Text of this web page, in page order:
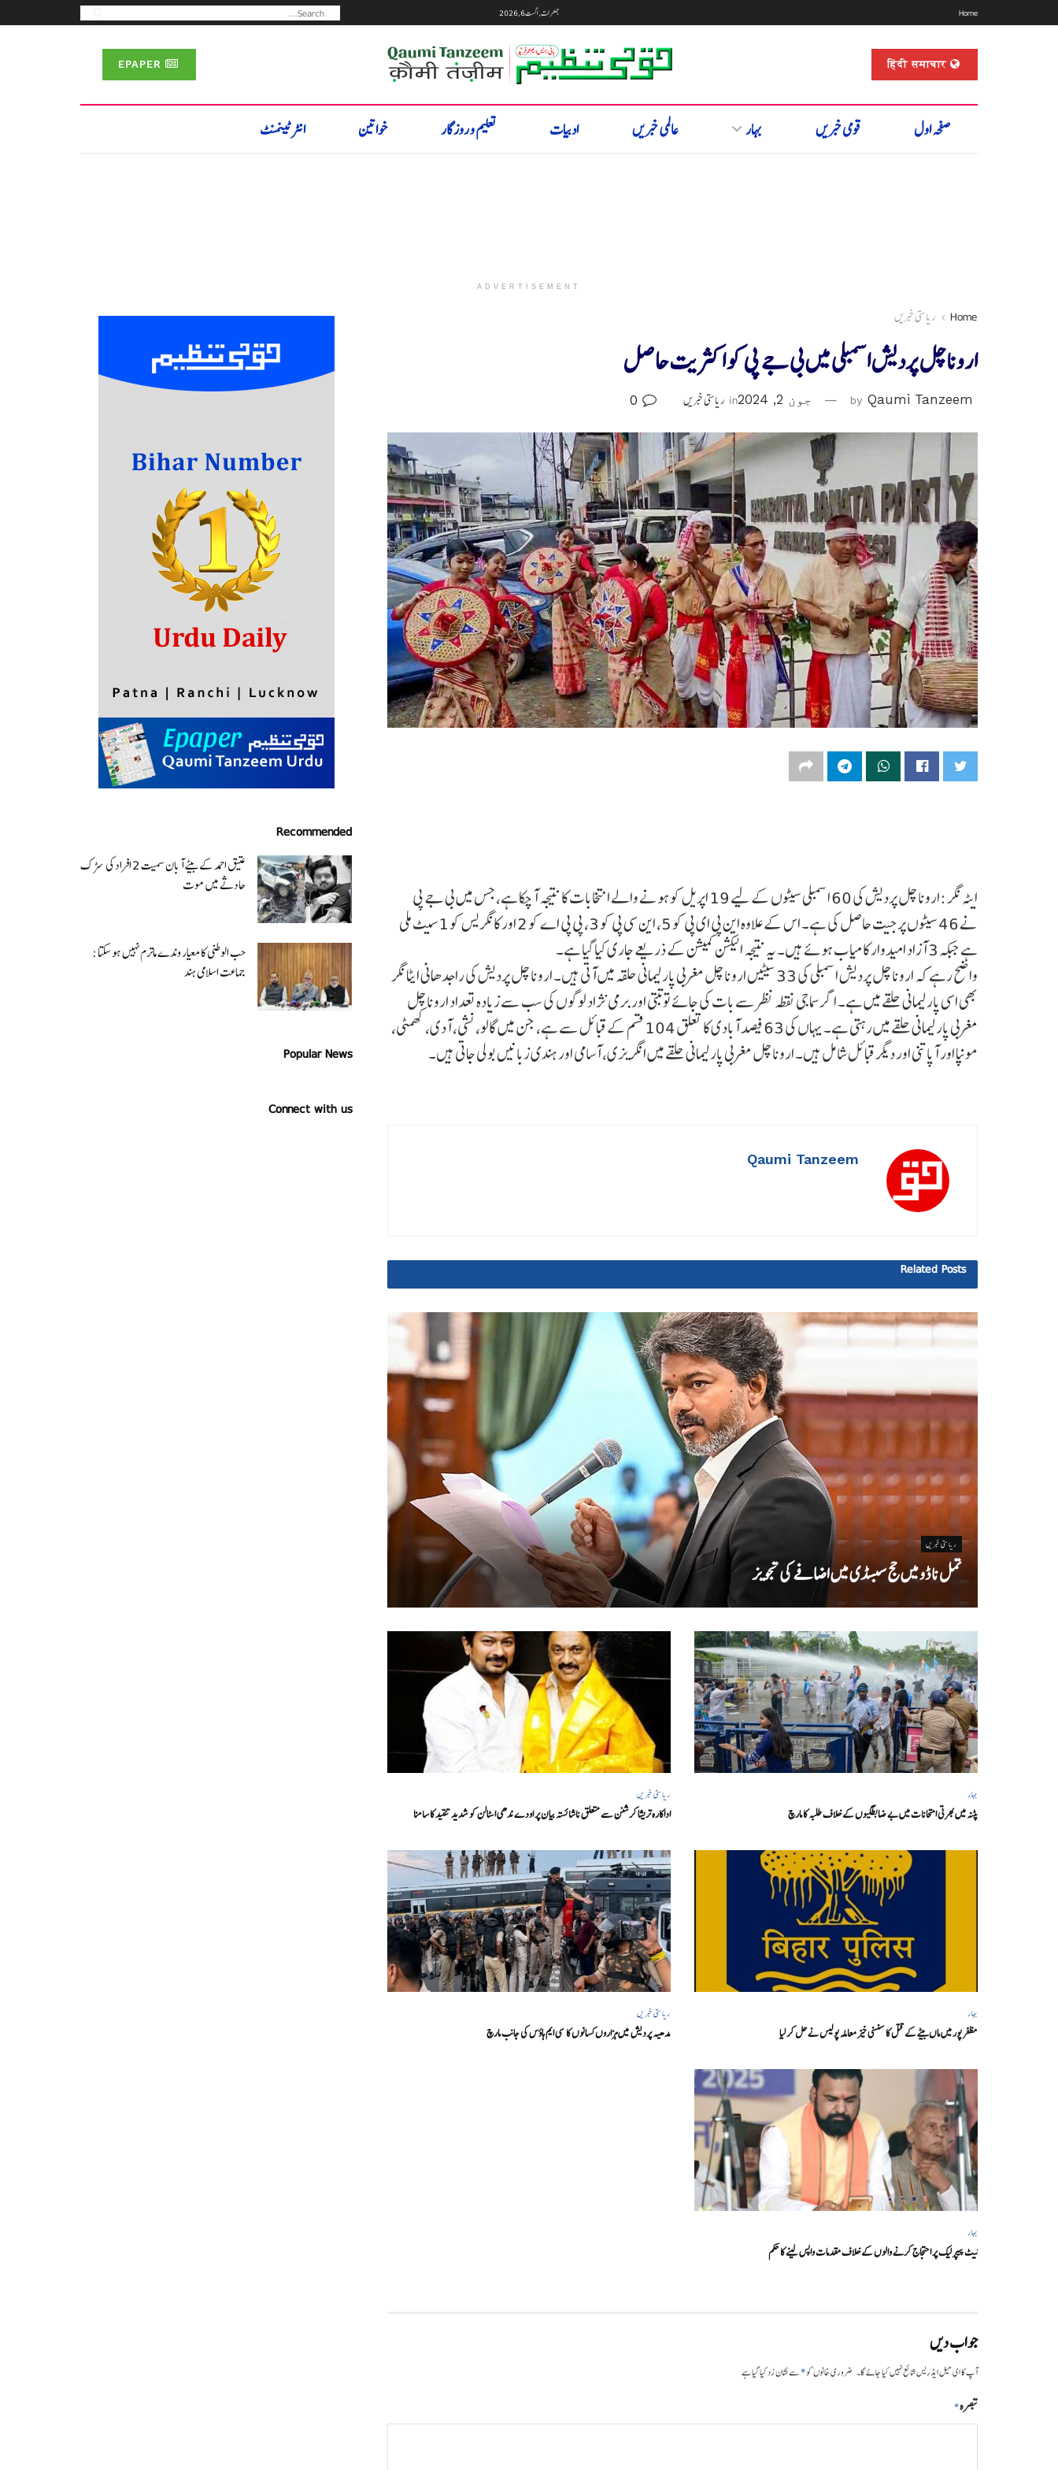
Home جمعرات, اگست 6, 2026
हिंदी समाचार
صفحہ اول قومی خبریں بہار عالمی خبریں ادبیات تعلیم و روزگار خواتین انٹرٹینمنٹ
ADVERTISEMENT
Home ریاستی خبریں
اروناچل پردیش اسمبلی میں بی جے پی کو اکثریت حاصل
by Qaumi Tanzeem جون 2, 2024 in ریاستی خبریں
ایٹہ نگر :اروناچل پردیش کی 60 اسمبلی سیٹوں کے لیے 19 اپریل کو ہونے والے انتخابات کا نتیجہ آ چکا ہے، جس میں بی جے پی
نے 46 سیٹوں پر جیت حاصل کی ہے۔ اس کے علاوہ این پی ای پی کو 5، این سی پی کو 3، پی پی اے کو 2 اور کانگریس کو 1 سیٹ ملی
ہے جبکہ 3 آزاد امیدوار کامیاب ہوئے ہیں۔ یہ نتیجہ الیکشن کمیشن کے ذریعے جاری کیا گیا ہے۔
واضح رہے کہ اروناچل پردیش اسمبلی کی 33 سیٹیں اروناچل مغربی پارلیمانی حلقہ میں آتی ہیں۔ اروناچل پردیش کی راجدھانی ایٹا نگر
بھی اسی پارلیمانی حلقے میں ہے۔ اگر سماجی نقطہ نظر سے بات کی جائے تو تبتی اور برمی نژاد لوگوں کی سب سے زیادہ تعداد اروناچل
مغربی پارلیمانی حلقے میں رہتی ہے۔ یہاں کی 63 فیصد آبادی کا تعلق 104 قسم کے قبائل سے ہے، جن میں گالو، نشی، آدی، کھمٹی،
مونپا اور آپاتنی اور دیگر قبائل شامل ہیں۔ اروناچل مغربی پارلیمانی حلقے میں انگریزی، آسامی اور ہندی زبانیں بولی جاتی ہیں۔
Qaumi Tanzeem
Related Posts
ریاستی خبریں
تمل ناڈو میں حج سبسڈی میں اضافے کی تجویز
بہار
پٹنہ میں بھرتی امتحانات میں بے ضابطگیوں کے خلاف طلبہ کا مارچ
ریاستی خبریں
اداکارہ تریشا کرشنن سے متعلق ناشائستہ بیان پر اودے ندھی اسٹالن کو شدید تنقید کا سامنا
بہار
مظفر پور میں ماں بیٹے کے قتل کا سنسنی خیز معاملہ پولیس نے حل کر لیا
ریاستی خبریں
مدھیہ پردیش میں ہزاروں کسانوں کا سی ایم ہاؤس کی جانب مارچ
بہار
نیٹ پیپر لیک پر احتجاج کرنے والوں کے خلاف مقدمات واپس لینے کا حکم
جواب دیں
آپ کا ای میل ایڈریس شائع نہیں کیا جائے گا۔ ضروری خانوں کو*سے نشان زد کیا گیا ہے
تبصرہ*
Recommended
عتیق احمد کے بیٹے آبان سمیت 2 افراد کی سڑک
حادثے میں موت
حب الوطنی کا معیار وندے ماترم نہیں ہو سکتا :
جماعت اسلامی ہند
Popular News
Connect with us